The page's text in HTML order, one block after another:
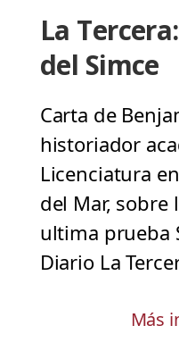
La
del Simce
Carta de
historiador
Licenciatura
del Mar, sobre
ultima prueba
Diario La
Más